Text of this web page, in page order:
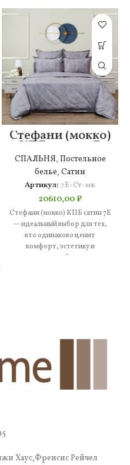
Стефани (мокко)
КПБ сатин 7Е
СПАЛЬНЯ, Постельное
белье, Сатин
Артикул: 7Е-Ст-мк
20610,00₽
Стефани (мокко) КПБ сатин 7Е
— идеальный выбор для тех,
кто одинаково ценит
комфорт, эстетику и
практичность. В составе —
Хаус,Френсис Рейчел